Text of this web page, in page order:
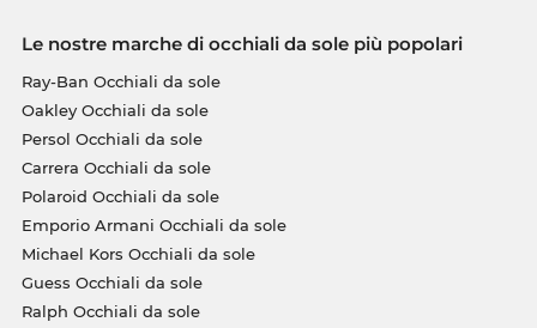
Le nostre marche di occhiali da sole più popolari
Ray-Ban Occhiali da sole
Oakley Occhiali da sole
Persol Occhiali da sole
Carrera Occhiali da sole
Polaroid Occhiali da sole
Emporio Armani Occhiali da sole
Michael Kors Occhiali da sole
Guess Occhiali da sole
Ralph Occhiali da sole